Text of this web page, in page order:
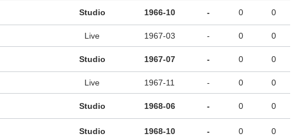
Studio 1966-10 - 0 0
Live 1967-03 - 0 0
Studio 1967-07 - 0 0
Live 1967-11 - 0 0
Studio 1968-06 - 0 0
Studio 1968-10 - 0 0